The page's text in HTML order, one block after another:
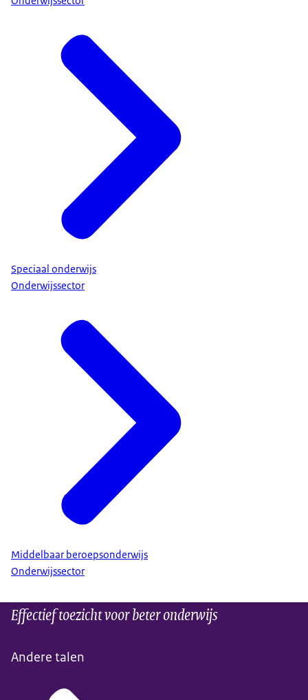
Speciaal onderwijs
Onderwijssector
Middelbaar beroepsonderwijs
Onderwijssector
Effectief toezicht voor beter onderwijs
Andere talen